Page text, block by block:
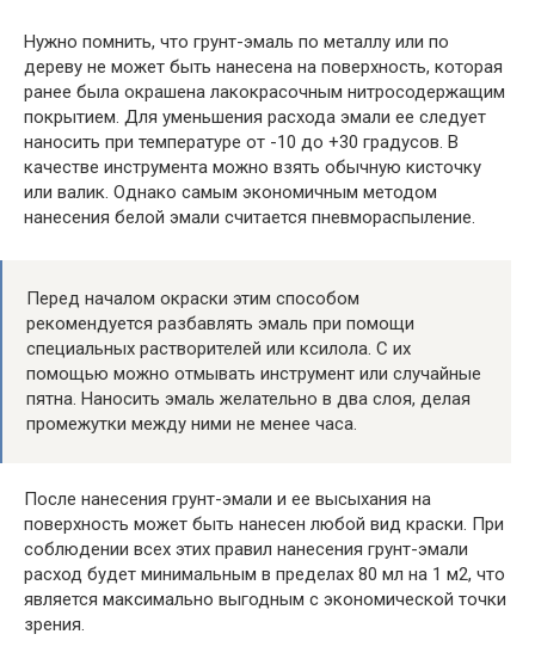
Нужно помнить, что грунт-эмаль по металлу или по
дереву не может быть нанесена на поверхность, которая
ранее была окрашена лакокрасочным нитросодержащим
покрытием. Для уменьшения расхода эмали ее следует
наносить при температуре от -10 до +30 градусов. В
качестве инструмента можно взять обычную кисточку
или валик. Однако самым экономичным методом
нанесения белой эмали считается пневмораспыление.
Перед началом окраски этим способом
рекомендуется разбавлять эмаль при помощи
специальных растворителей или ксилола. С их
помощью можно отмывать инструмент или случайные
пятна. Наносить эмаль желательно в два слоя, делая
промежутки между ними не менее часа.
После нанесения грунт-эмали и ее высыхания на
поверхность может быть нанесен любой вид краски. При
соблюдении всех этих правил нанесения грунт-эмали
расход будет минимальным в пределах 80 мл на 1 м2, что
является максимально выгодным с экономической точки
зрения.